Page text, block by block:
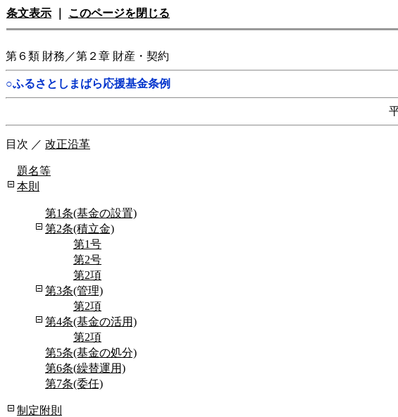
条文表示 このページを閉じる
第６類 財務／第２章 財産・契約
○ふるさとしまばら応援基金条例
目次 ／ 改正沿革
題名等
本則
第1条(基金の設置)
第2条(積立金)
第1号
第2号
第2項
第3条(管理)
第2項
第4条(基金の活用)
第2項
第5条(基金の処分)
第6条(繰替運用)
第7条(委任)
制定附則